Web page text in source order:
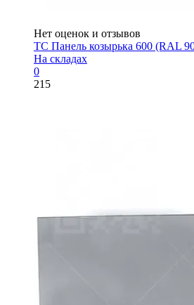
Нет оценок и отзывов
ТС Панель козырька 600 (RAL
На складах
0
215